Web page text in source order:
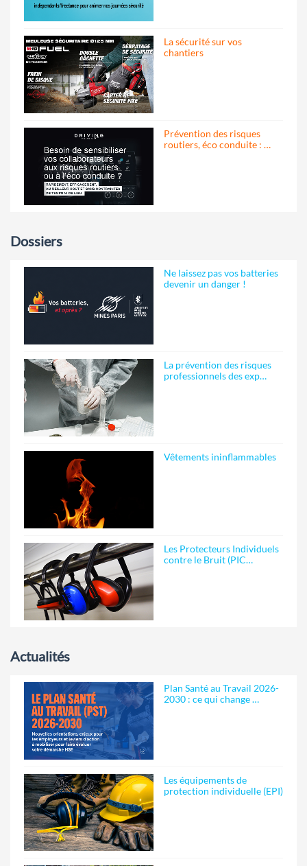
La sécurité sur vos
chantiers
Prévention des risques
routiers, éco conduite : …
Dossiers
Ne laissez pas vos batteries
devenir un danger !
La prévention des risques
professionnels des exp…
Vêtements ininflammables
Les Protecteurs Individuels
contre le Bruit (PIC…
Actualités
Plan Santé au Travail 2026-
2030 : ce qui change …
Les équipements de
protection individuelle (EPI)